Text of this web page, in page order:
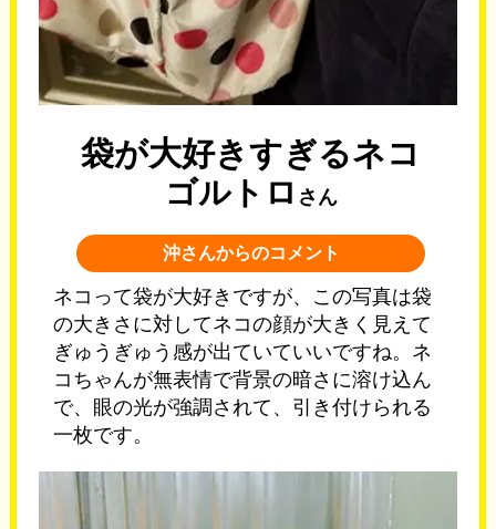
袋が大好きすぎるネコ
ゴルトロ さん
沖さんからのコメント
ネコって袋が大好きですが、この写真は袋
の大きさに対してネコの顔が大きく見えて
ぎゅうぎゅう感が出ていていいですね。ネ
コちゃんが無表情で背景の暗さに溶け込ん
で、眼の光が強調されて、引き付けられる
一枚です。